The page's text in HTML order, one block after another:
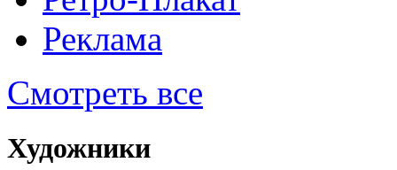
Реклама
Смотреть все
Художники